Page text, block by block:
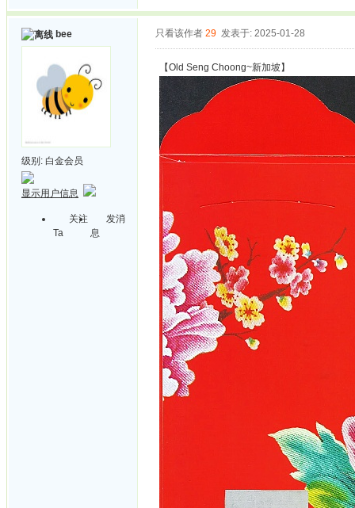
bee
级别: 白金会员
显示用户信息
关注
Ta
发消
息
只看该作者 29 发表于: 2025-01-28
【Old Seng Choong~新加坡】